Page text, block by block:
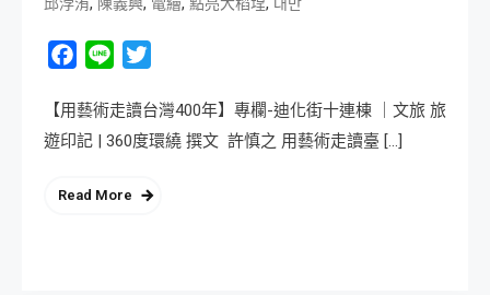
邱浡洧 陳義興 電繪 點亮大稻埕 대만
Facebook
Line
【用藝術走讀台灣400年】專欄-迪化街十連棟 ｜文旅 旅
遊印記 | 360度環繞 撰文 許慎之 用藝術走讀臺 […]
Read More